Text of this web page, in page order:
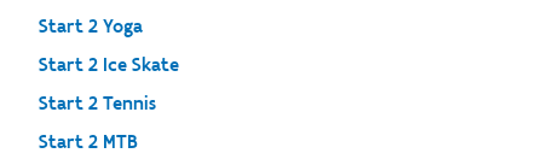
Start 2 Yoga
Start 2 Ice Skate
Start 2 Tennis
Start 2 MTB